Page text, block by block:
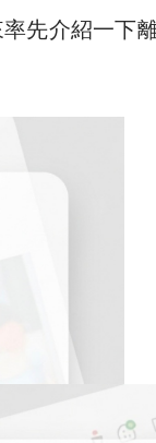
先介紹一下